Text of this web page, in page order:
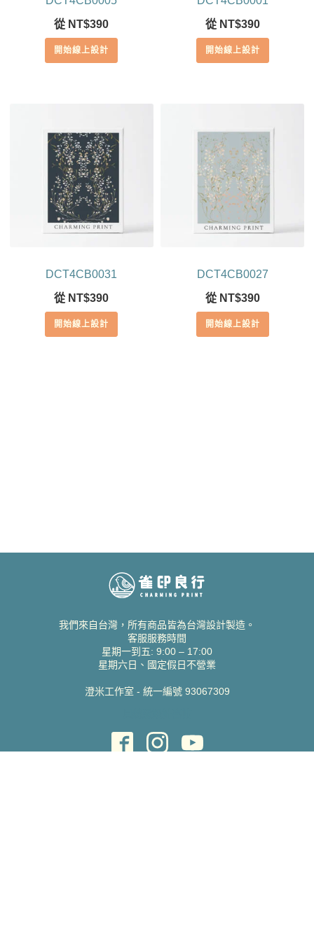
從 NT$390
開始線上設計
從 NT$390
開始線上設計
DCT4CB0031
從 NT$390
開始線上設計
DCT4CB0027
從 NT$390
開始線上設計
我們來自台灣，所有商品皆為台灣設計製造。
客服服務時間
星期一到五: 9:00 – 17:00
星期六日、國定假日不營業
澄米工作室 - 統一編號 93067309